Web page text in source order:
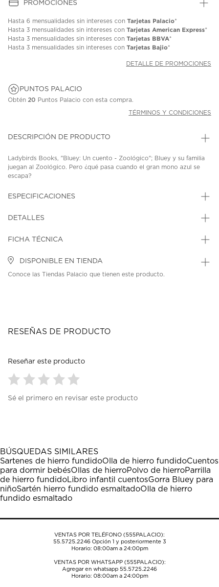
PROMOCIONES
Hasta 6 mensualidades sin intereses con Tarjetas Palacio*
Hasta 3 mensualidades sin intereses con Tarjetas American Express*
Hasta 3 mensualidades sin intereses con Tarjetas BBVA*
Hasta 3 mensualidades sin intereses con Tarjetas Bajio*
DETALLE DE PROMOCIONES
PUNTOS PALACIO
Obtén 20 Puntos Palacio con esta compra.
TÉRMINOS Y CONDICIONES
DESCRIPCIÓN DE PRODUCTO
Ladybirds Books, "Bluey: Un cuento - Zoológico"; Bluey y su familia
juegan al Zoológico. Pero ¿qué pasa cuando el gran mono azul se
escapa?
ESPECIFICACIONES
DETALLES
FICHA TÉCNICA
DISPONIBLE EN TIENDA
Conoce las Tiendas Palacio que tienen este producto.
RESEÑAS DE PRODUCTO
Reseñar este producto
para
1
estrella
Esta
acción
abrirá
el
formulario
envío.
para
estrellas.
Esta
acción
abrirá
el
formulario
envío.
para
estrellas.
Esta
acción
abrirá
el
formulario
envío.
para
estrellas.
Esta
acción
abrirá
el
formulario
envío.
para
estrellas.
Esta
acción
abrirá
el
formulario
envío.
Sé el primero en revisar este producto
BÚSQUEDAS SIMILARES
Sartenes de hierro fundidoOlla de hierro fundidoCuentos
para dormir bebésOllas de hierroPolvo de hierroParrilla
de hierro fundidoLibro infantil cuentosGorra Bluey para
niñoSartén hierro fundido esmaltadoOlla de hierro
fundido esmaltado
VENTAS POR TELÉFONO (555PALACIO):
55.5725.2246Opción 1 y posteriormente 3
Horario: 08:00am a 24:00pm
VENTAS POR WHATSAPP (555PALACIO):
Agregar en whatsapp 55.5725.2246
Horario: 08:00am a 24:00pm